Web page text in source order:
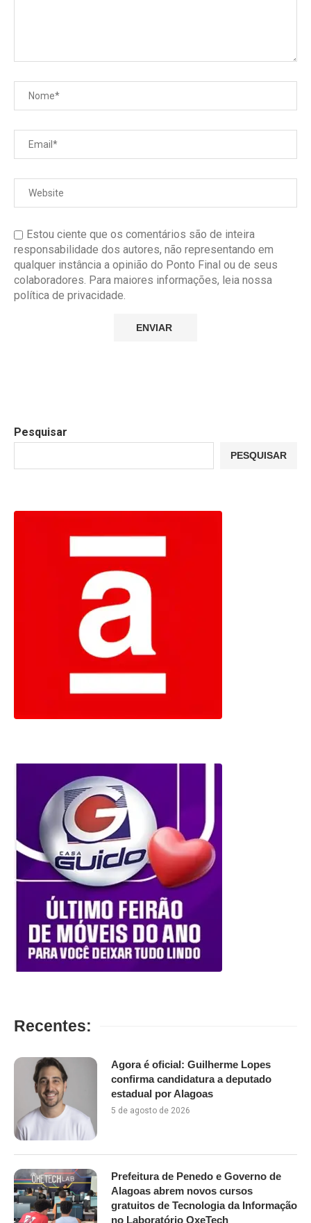
Estou ciente que os comentários são de inteira
responsabilidade dos autores, não representando em
qualquer instância a opinião do Ponto Final ou de seus
colaboradores. Para maiores informações, leia nossa
política de privacidade.
Pesquisar
PESQUISAR
Recentes:
Agora é oficial: Guilherme Lopes
confirma candidatura a deputado
estadual por Alagoas
5 de agosto de 2026
Prefeitura de Penedo e Governo de
Alagoas abrem novos cursos
gratuitos de Tecnologia da Informação
no Laboratório OxeTech